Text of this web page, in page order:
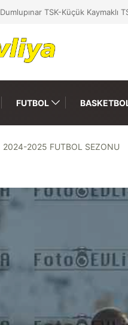
Dumlupınar TSK-Küçük Kaymaklı
FUTBOL
2024-2025 FUTBOL SEZONU